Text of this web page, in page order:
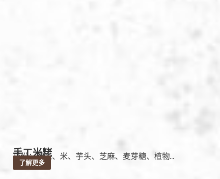
手工米粩
成份：糯米、米、芋头、芝麻、麦芽糖、植物...
了解更多